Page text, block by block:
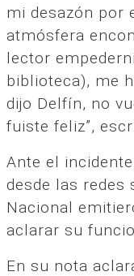
mi desazón por
atmósfera
lector
biblioteca), me
dijo Delfín, no
fuiste feliz”,
Ante el
desde las redes
Nacional
aclarar su
En su nota